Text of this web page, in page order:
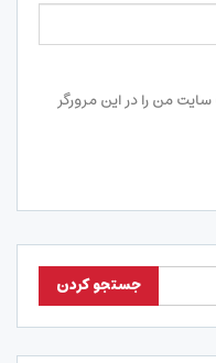
سایت من را در این مرورگر